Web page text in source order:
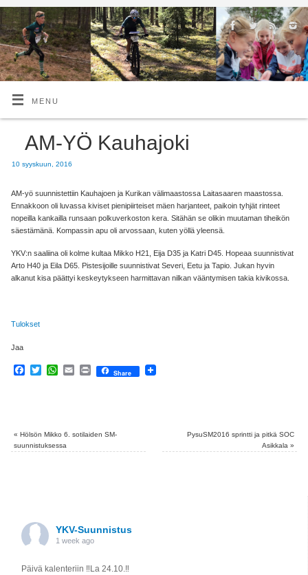
MENU
AM-YÖ Kauhajoki
10 syyskuun, 2016
AM-yö suunnistettiin Kauhajoen ja Kurikan välimaastossa Laitasaaren maastossa.
Ennakkoon oli luvassa kiviset pienipiirteiset mäen harjanteet, paikoin tyhjät rinteet
nopeilla kankailla runsaan polkuverkoston kera. Sitähän se olikin muutaman tiheikön
säestämänä. Kompassin apu oli arvossaan, kuten yöllä yleensä.
YKV:n saaliina oli kolme kultaa Mikko H21, Eija D35 ja Katri D45. Hopeaa suunnistivat
Arto H40 ja Eila D65. Pistesijoille suunnistivat Severi, Eetu ja Tapio. Jukan hyvin
alkanut kisa päättyi keskeytykseen harmittavan nilkan vääntymisen takia kivikossa.
Tulokset
Jaa
Facebook
TwitterWhatsApp
EmailPrintShare
« Hölsön Mikko 6. sotilaiden SM-
suunnistuksessa
PysuSM2016 sprintti ja pitkä SOC
Asikkala »
YKV-Suunnistus
1 week ago
Päivä kalenteriin ‼️La 24.10.‼️